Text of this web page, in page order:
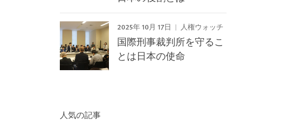
2025年 10月 17日 人権ウォッチ
国際刑事裁判所を守るこ
とは日本の使命
人気の記事